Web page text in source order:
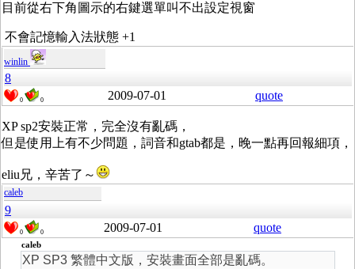
目前從右下角圖示的右鍵選單叫不出設定視窗
不會記憶輸入法狀態 +1
winlin
8
0 0 2009-07-01 quote
XP sp2安裝正常，完全沒有亂碼，
但是使用上有不少問題，詞音和gtab都是，晚一點再回報細項，
eliu兄，辛苦了～
caleb
9
0 0 2009-07-01 quote
caleb
XP SP3 繁體中文版，安裝畫面全部是亂碼。